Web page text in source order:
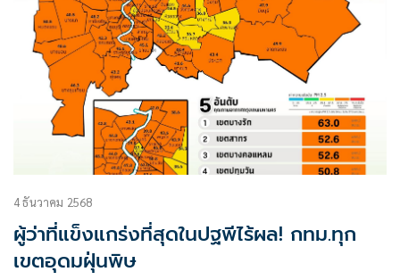
4 ธันวาคม 2568
ผู้ว่าที่แข็งแกร่งที่สุดในปฐพีไร้ผล! กทม.ทุก
เขตอุดมฝุ่นพิษ